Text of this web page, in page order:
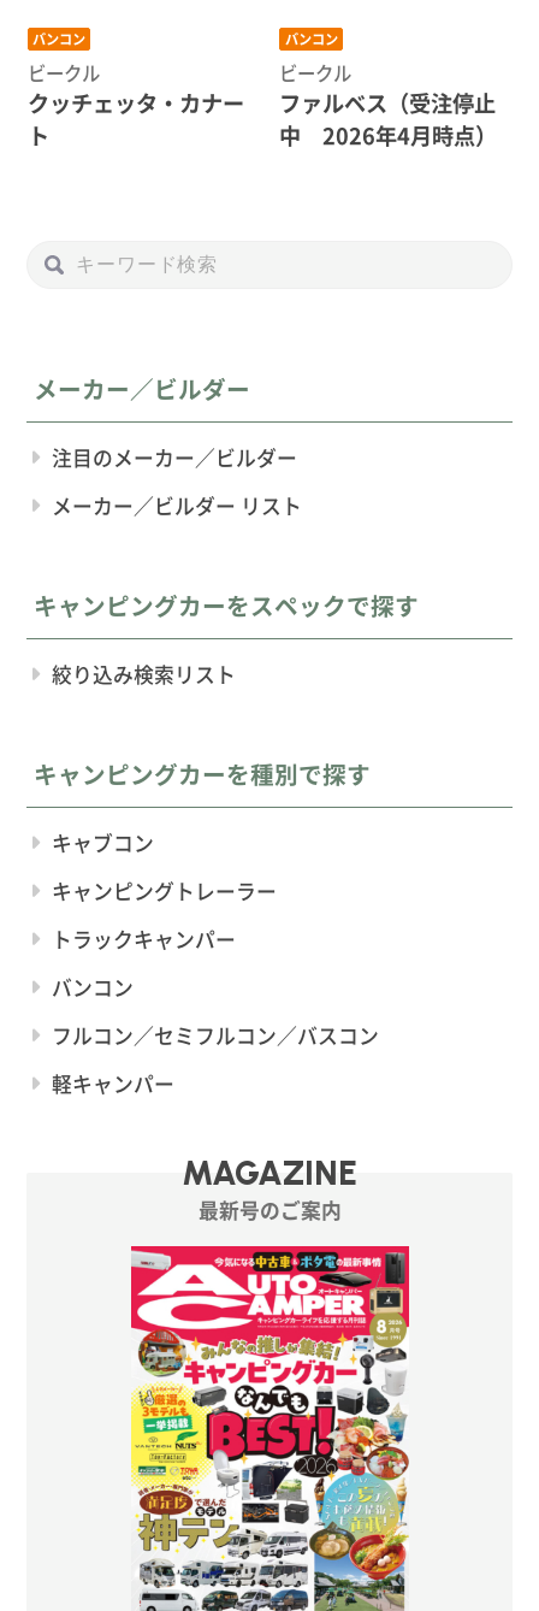
バンコン
ビークル
クッチェッタ・カナー
ト
バンコン
ビークル
ファルベス（受注停止
中 2026年4月時点）
メーカー／ビルダー
注目のメーカー／ビルダー
メーカー／ビルダー リスト
キャンピングカーをスペックで探す
絞り込み検索リスト
キャンピングカーを種別で探す
キャブコン
キャンピングトレーラー
トラックキャンパー
バンコン
フルコン／セミフルコン／バスコン
軽キャンパー
MAGAZINE
最新号のご案内